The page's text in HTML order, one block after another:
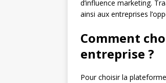
d’influence marketing.
ainsi aux entreprises
Comment
entreprise ?
Pour choisir la